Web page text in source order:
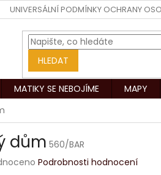
UNIVERSÁLNÍ PODMÍNKY OCHRANY
HLEDAT
MATIKY SE NEBOJÍME MAPY
dům 560/BAR
Podrobnosti hodnocení